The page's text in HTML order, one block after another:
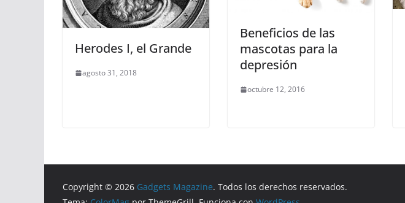
Herodes I, el Grande
agosto 31, 2018
Beneficios de las
mascotas para la
depresión
octubre 12, 2016
Copyright © 2026 Gadgets Magazine. Todos los derechos reservados.